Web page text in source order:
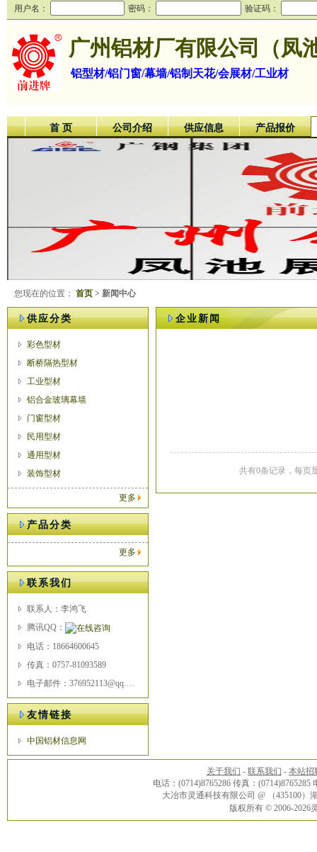
用户名： 密码： 验证码：
广州铝材厂有限公司（凤
铝型材/铝门窗/幕墙/铝制天花/会展材/工业材
首 页 公司介绍 供应信息 产品报价
您现在的位置： 首页 > 新闻中心
供应分类
彩色型材
断桥隔热型材
工业型材
铝合金玻璃幕墙
门窗型材
民用型材
通用型材
装饰型材
更多
产品分类
更多
联系我们
联系人：李鸿飞
腾讯QQ：
电话：18664600645
传真：0757-81093589
电子邮件：376952113@qq.com
友情链接
中国铝材信息网
企业新闻
共有0条记录，每页
关于我们 - 联系我们 - 本站招
电话：(0714)8765286 传真：(0714)8765285
大冶市灵通科技有限公司 @ （435100
版权所有 © 2006-2026